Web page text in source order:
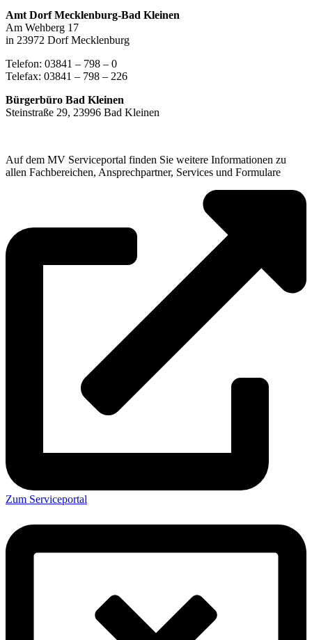
Amt Dorf Mecklenburg-Bad Kleinen
Am Wehberg 17
in 23972 Dorf Mecklenburg
Telefon: 03841 – 798 – 0
Telefax: 03841 – 798 – 226
Bürgerbüro Bad Kleinen
Steinstraße 29, 23996 Bad Kleinen
Auf dem MV Serviceportal finden Sie weitere Informationen zu
allen Fachbereichen, Ansprechpartner, Services und Formulare
Zum Serviceportal